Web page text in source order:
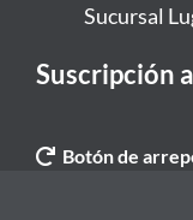
Sucursal
Suscripción
Botón de